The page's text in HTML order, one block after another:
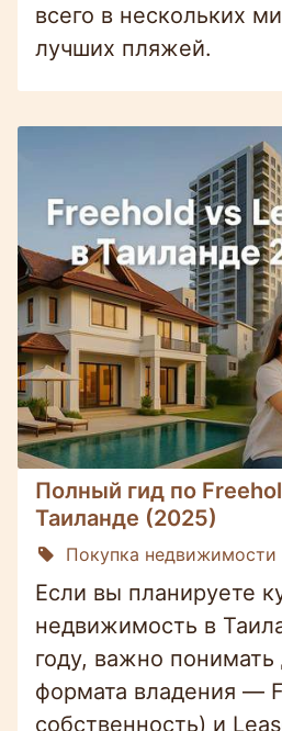
всего в нескольких
лучших пляжей.
Полный гид по
Таиланде (2025)
Покупка недвижимости
Если вы планируете
недвижимость в
году, важно
формата владения —
собственность) и